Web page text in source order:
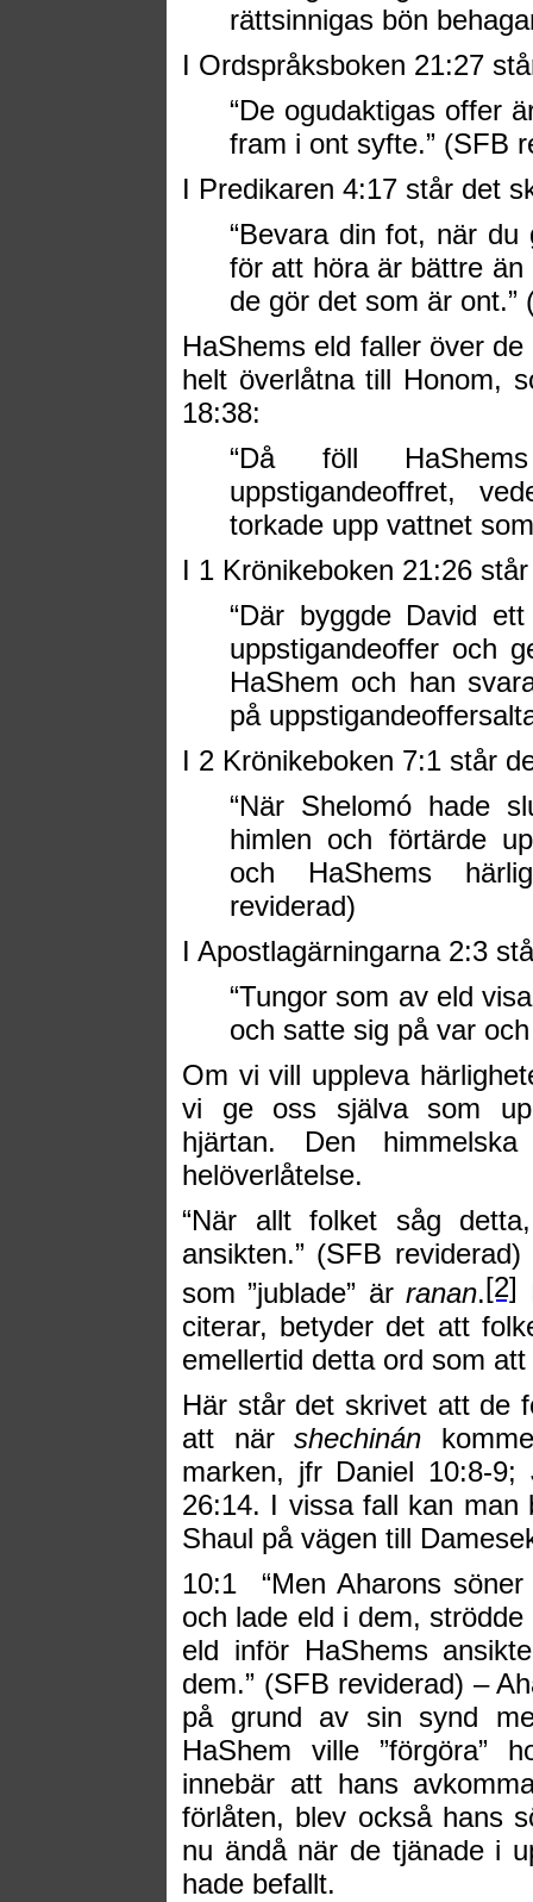
rättsinnigas bön
I Ordspråksboken 21:27
“De ogudaktigas offer
fram i ont syfte.” (SFB
I Predikaren 4:17 står det
“Bevara din fot, när
för att höra är bättre
de gör det som är ont.”
HaShems eld faller över
helt överlåtna till Honom,
18:38:
“Då föll
uppstigandeoffret,
torkade upp vattnet
I 1 Krönikeboken 21:26
“Där byggde David
uppstigandeoffer och
HaShem och han
på
I 2 Krönikeboken 7:1 står
“När Shelomó hade
himlen och förtärde
och HaShems
reviderad)
I Apostlagärningarna 2:3
“Tungor som av eld
och satte sig på var
Om vi vill uppleva
vi ge oss själva som
hjärtan. Den
helöverlåtelse.
“När allt folket såg
ansikten.” (SFB
som ”jublade” ärranan.[2]
citerar, betyder det att
emellertid detta ord som att
Här står det skrivet att de
att närshechinán
marken, jfr Daniel 10:8-9;
26:14. I vissa fall kan
Shaul på vägen till
10:1
“Men Aharons
och lade eld i dem,
eld inför HaShems
dem.” (SFB reviderad) –
på grund av sin synd
HaShem ville ”förgöra”
innebär att hans
förlåten, blev också hans
nu ändå när de tjänade i
hade befallt.